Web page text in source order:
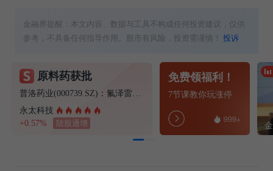
金融界提醒：本文内容、数据与工具不构成任何投资建议，仅供
参考，不具备任何指导作用。股市有风险，投资需谨慎！投诉
原料药获批
永太科技
+0.57%
陆股通增
免费领福利！
7节课教你玩涨停